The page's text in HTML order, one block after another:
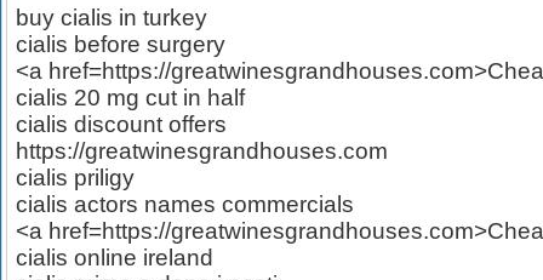
buy cialis in turkey
cialis before surgery
<a href=https://
cialis 20 mg cut in half
cialis discount offers
https://greatwinesgrandhouses.com
cialis priligy
cialis actors names commercials
<a href=https://
cialis online ireland